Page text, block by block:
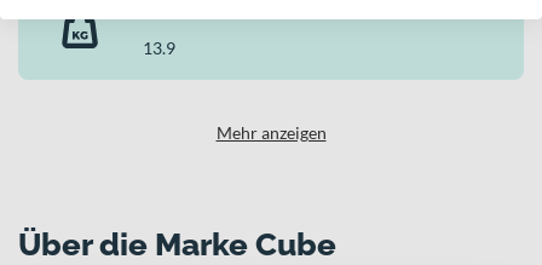
13.9
Mehr anzeigen
Über die Marke Cube